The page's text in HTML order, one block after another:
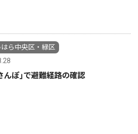
はら中央区・緑区
んぽ｣で避難経路の確認